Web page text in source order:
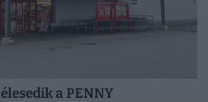
a PENNY